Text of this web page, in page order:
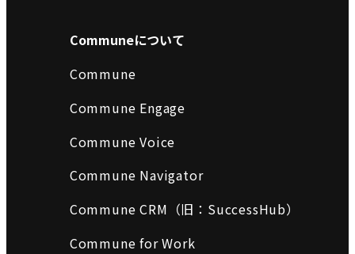
Communeについて
Commune
Commune Engage
Commune Voice
Commune Navigator
Commune CRM（旧：SuccessHub）
Commune for Work